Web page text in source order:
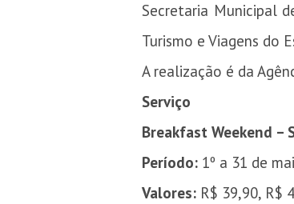
Secretaria Municipal
Turismo e Viagens do
A realização é da
Serviço
Breakfast Weekend –
Período: 1º a 31 de
Valores: R$ 39,90, R$